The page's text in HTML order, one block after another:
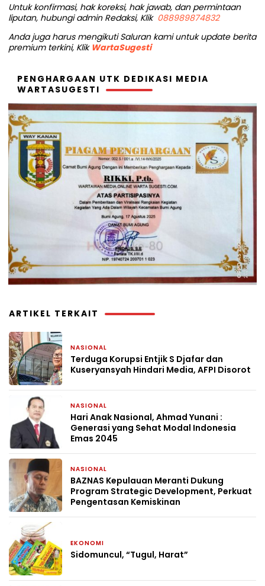
Untuk konfirmasi, hak koreksi, hak jawab, dan permintaan
liputan, hubungi admin Redaksi, Klik 088989874832
Anda juga harus mengikuti Saluran kami untuk update berita
premium terkini, Klik WartaSugesti
PENGHARGAAN UTK DEDIKASI MEDIA
WARTASUGESTI
ARTIKEL TERKAIT
NASIONAL
Terduga Korupsi Entjik S Djafar dan
Kuseryansyah Hindari Media, AFPI Disorot
NASIONAL
Hari Anak Nasional, Ahmad Yunani :
Generasi yang Sehat Modal Indonesia
Emas 2045
NASIONAL
BAZNAS Kepulauan Meranti Dukung
Program Strategic Development, Perkuat
Pengentasan Kemiskinan
EKONOMI
Sidomuncul, “Tugul, Harat”